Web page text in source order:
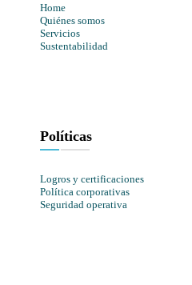
Home
Quiénes somos
Servicios
Sustentabilidad
Políticas
Logros y certificaciones
Política corporativas
Seguridad operativa